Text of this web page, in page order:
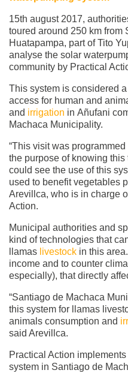
15th august 2017,
toured around 250 km from
Huatapampa, part of Tito
analyse the solar
community by Practical
This system is considered
access for human and
and irrigation in Añufani
Machaca Municipality.
“This visit was
the purpose of knowing this
could see the use of this
used to benefit vegetables
Arevillca, who is in charge
Action.
Municipal authorities and
kind of technologies that
llamas livestock in this
income and to counter
especially), that directly
“Santiago de Machaca
this system for llamas
animals consumption and
said Arevillca.
Practical Action
system in Santiago de